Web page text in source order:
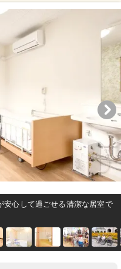
安心して過ごせる清潔な居室で